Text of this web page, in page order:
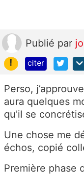
Publié par
!
citer
Perso,
aura quelques
qu'il se
Une chose me
échos, copié
Première phase